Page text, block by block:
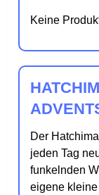
Keine
Der
jeden Tag
funkelnden
eigene